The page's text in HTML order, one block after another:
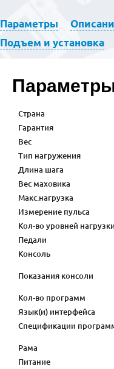
Параметры
Подъем и установка
Страна
Гарантия
Вес
Тип нагружения
Длина шага
Вес маховика
Макс.нагрузка
Измерение пульса
Кол-во уровней
Педали
Консоль
Показания консоли
Кол-во программ
Язык(и) интерфейса
Спецификации
Рама
Питание